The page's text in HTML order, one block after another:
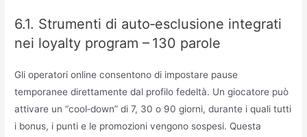
6.1. Strumenti di auto‑esclusione integrati
nei loyalty program – 130 parole
Gli operatori online consentono di impostare pause
temporanee direttamente dal profilo fedeltà. Un giocatore può
attivare un “cool‑down” di 7, 30 o 90 giorni, durante i quali tutti
i bonus, i punti e le promozioni vengono sospesi. Questa